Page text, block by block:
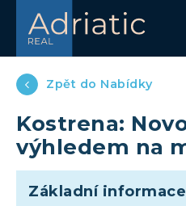
Zpět do Nabídky
Kostrena:
výhledem na
Základní informace